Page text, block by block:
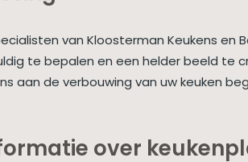
van Kloosterman Keukens en
te bepalen en een helder beeld te
aan de verbouwing van uw keuken
over